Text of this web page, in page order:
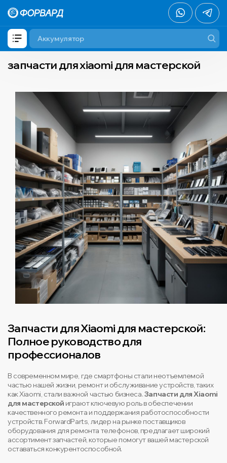
запчасти для xiaomi для мастерской
Запчасти для Xiaomi для мастерской:
Полное руководство для
профессионалов
В современном мире, где смартфоны стали неотъемлемой
частью нашей жизни, ремонт и обслуживание устройств, таких
как Xiaomi, стали важной частью бизнеса.Запчасти для Xiaomi
для мастерской играют ключевую роль в обеспечении
качественного ремонта и поддержания работоспособности
устройств. ForwardParts, лидер на рынке поставщиков
оборудования для ремонта телефонов, предлагает широкий
ассортимент запчастей, которые помогут вашей мастерской
оставаться конкурентоспособной.